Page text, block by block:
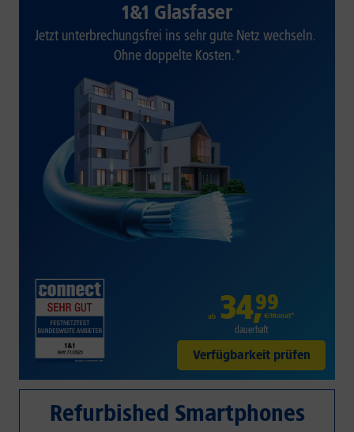
1&1 Glasfaser
Jetzt unterbrechungsfrei ins sehr gute Netz wechseln.
Ohne doppelte Kosten.*
ab 34,99
€/Monat*
dauerhaft
Verfügbarkeit prüfen
Refurbished Smartphones